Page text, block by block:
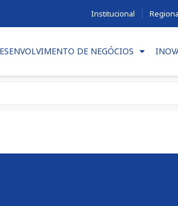
Institucional
DE NEGÓCIOS